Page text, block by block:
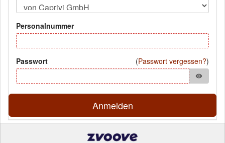
Bewerber
Personalnummer
(Passwort vergessen?)
Passwort
visibility
Anmelden